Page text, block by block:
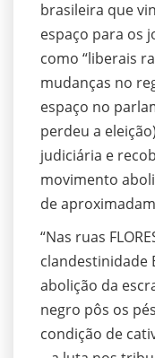
brasileira que
espaço para os
como “liberais
mudanças no
espaço no
perdeu a
judiciária e
movimento
de
“Nas ruas
clandestinidade
abolição da
negro pôs os
condição de